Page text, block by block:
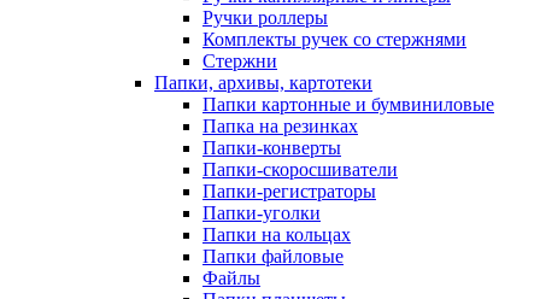
Ручки роллеры
Комплекты ручек со стержнями
Стержни
Папки, архивы, картотеки
Папки картонные и бумвиниловые
Папка на резинках
Папки-конверты
Папки-скоросшиватели
Папки-регистраторы
Папки-уголки
Папки на кольцах
Папки файловые
Файлы